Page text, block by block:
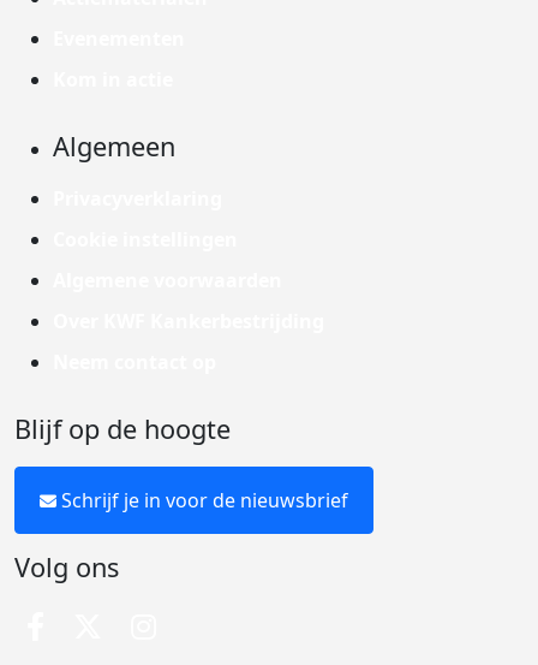
Algemeen
Blijf op de hoogte
Schrijf je in voor de nieuwsbrief
Volg ons